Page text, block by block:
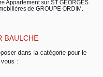
Appartement sur ST GEORGES
de GROUPE ORDIM.
BAULCHE
dans la catégorie pour le
: